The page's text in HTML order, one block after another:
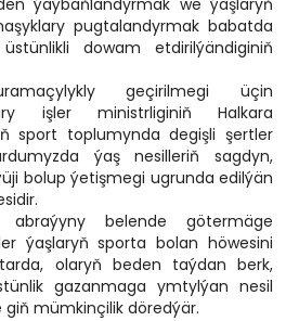
ýaýbaňlandyrmak we ýaşlaryň
pugtalandyrmak babatda
dowam etdirilýändiginiň
geçirilmegi üçin
işler ministrliginiň Halkara
sport toplumynda degişli şertler
ýaş nesilleriň sagdyn,
bolup ýetişmegi ugrunda edilýän
abraýyny belende götermäge
ýaşlaryň sporta bolan höwesini
olaryň beden taýdan berk,
gazanmaga ymtylýan nesil
mümkinçilik döredýär.